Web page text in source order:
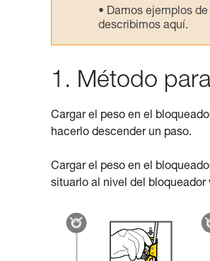
Damos ejemplos
describimos aquí.
1. Método
Cargar el peso en el
hacerlo descender un paso.
Cargar el peso en el
situarlo al nivel del bloqueador